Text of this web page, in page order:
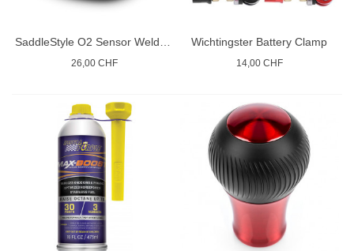
SaddleStyle O2 Sensor Weld Bungs
26,00 CHF
Wichtingster Battery Clamp
14,00 CHF